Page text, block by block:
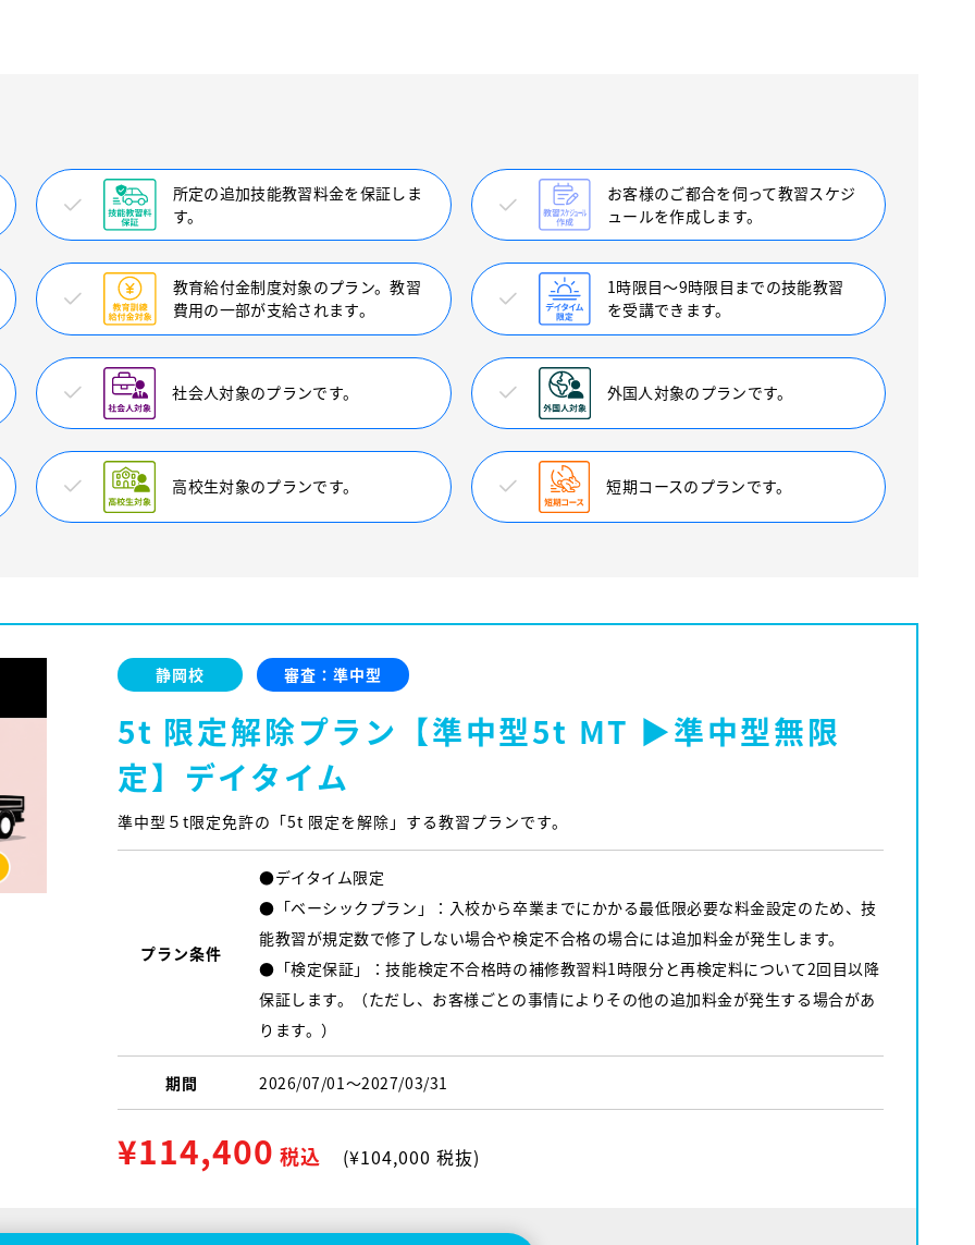
所定の追加技能教習料金を保証しま
す。
お客様のご都合を伺って教習スケジ
ュールを作成します。
教育給付金制度対象のプラン。教習
費用の一部が支給されます。
1時限目〜9時限目までの技能教習
を受講できます。
社会人対象のプランです。 外国人対象のプランです。
高校生対象のプランです。 短期コースのプランです。
静岡校 審査：準中型
5t 限定解除プラン【準中型5t MT ▶準中型無限
定】デイタイム
準中型５t限定免許の「5t 限定を解除」する教習プランです。
プラン条件
●デイタイム限定
●「ベーシックプラン」：入校から卒業までにかかる最低限必要な料金設定のため、技
能教習が規定数で修了しない場合や検定不合格の場合には追加料金が発生します。
●「検定保証」：技能検定不合格時の補修教習料1時限分と再検定料について2回目以降
保証します。（ただし、お客様ごとの事情によりその他の追加料金が発生する場合があ
ります。）
期間 2026/07/01〜2027/03/31
¥114,400 税込 (¥104,000 税抜)